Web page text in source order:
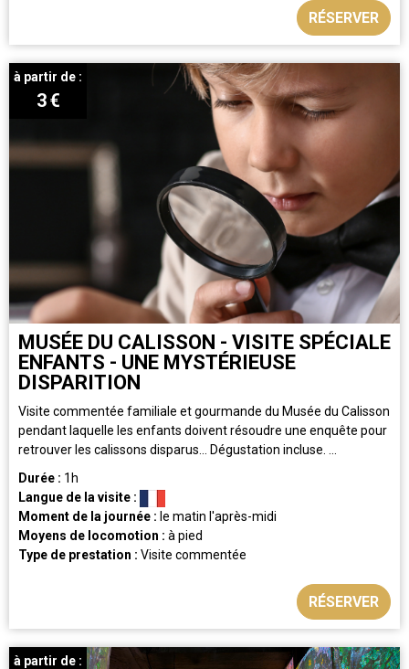
RÉSERVER
MUSÉE DU CALISSON - VISITE SPÉCIALE
ENFANTS - UNE MYSTÉRIEUSE
DISPARITION
Visite commentée familiale et gourmande du Musée du Calisson
pendant laquelle les enfants doivent résoudre une enquête pour
retrouver les calissons disparus... Dégustation incluse. ...
à partir de :
3€
Durée : 1h
Langue de la visite :
Moment de la journée : le matin l'après-midi
Moyens de locomotion : à pied
Type de prestation : Visite commentée
RÉSERVER
à partir de :